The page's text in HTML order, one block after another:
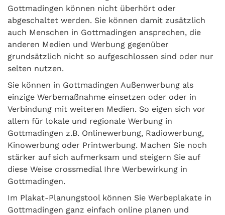
Gottmadingen können nicht überhört oder
abgeschaltet werden. Sie können damit zusätzlich
auch Menschen in Gottmadingen ansprechen, die
anderen Medien und Werbung gegenüber
grundsätzlich nicht so aufgeschlossen sind oder nur
selten nutzen.
Sie können in Gottmadingen Außenwerbung als
einzige Werbemaßnahme einsetzen oder oder in
Verbindung mit weiteren Medien. So eigen sich vor
allem für lokale und regionale Werbung in
Gottmadingen z.B. Onlinewerbung, Radiowerbung,
Kinowerbung oder Printwerbung. Machen Sie noch
stärker auf sich aufmerksam und steigern Sie auf
diese Weise crossmedial Ihre Werbewirkung in
Gottmadingen.
Im Plakat-Planungstool können Sie Werbeplakate in
Gottmadingen ganz einfach online planen und